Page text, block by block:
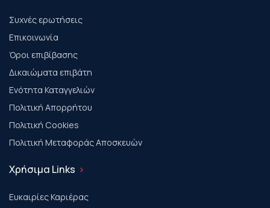
Συχνές ερωτήσεις
Επικοινωνία
Όροι επιβίβασης
Δικαιώματα επιβάτη
Ενότητα Καταγγελιών
Πολιτική Απορρήτου
Πολιτική Cookies
Πολιτική Μεταφοράς Αποσκευών
Χρήσιμα Links
Ευκαιρίες Καριέρας